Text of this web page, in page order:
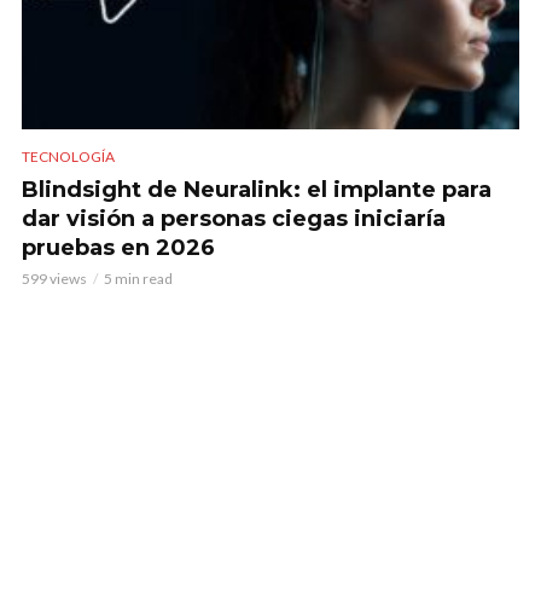
TECNOLOGÍA
Blindsight de Neuralink: el implante para
dar visión a personas ciegas iniciaría
pruebas en 2026
599 views 5 min read